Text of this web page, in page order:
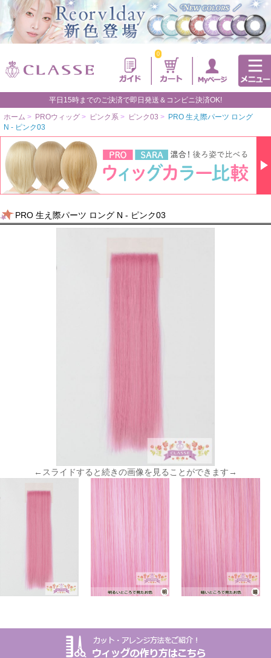
0
平日15時までのご決済で即日発送＆コンビニ決済OK!
ホーム > PROウィッグ > ピンク系 > ピンク03 > PRO 生え際パーツ ロング
N - ピンク03
PRO 生え際パーツ ロング N - ピンク03
←スライドすると続きの画像を見ることができます→